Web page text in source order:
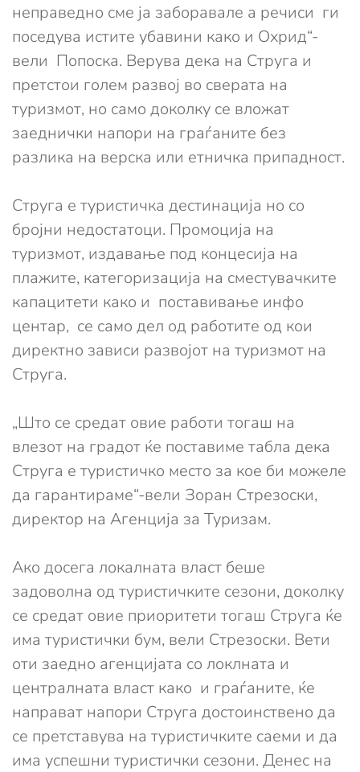
неправедно сме ја заборавале а речиси ги
поседува истите убавини како и Охрид“-
вели Попоска. Верува дека на Струга и
претстои голем развој во сверата на
туризмот, но само доколку се вложат
заеднички напори на граѓаните без
разлика на верска или етничка припадност.
Струга е туристичка дестинација но со
бројни недостатоци. Промоција на
туризмот, издавање под концесија на
плажите, категоризација на сместувачките
капацитети како и поставивање инфо
центар, се само дел од работите од кои
директно зависи развојот на туризмот на
Струга.
„Што се средат овие работи тогаш на
влезот на градот ќе поставиме табла дека
Струга е туристичко место за кое би можеле
да гарантираме“-вели Зоран Стрезоски,
директор на Агенција за Туризам.
Ако досега локалната власт беше
задоволна од туристичките сезони, доколку
се средат овие приоритети тогаш Струга ќе
има туристички бум, вели Стрезоски. Вети
оти заедно агенцијата со локлната и
централната власт како и граѓаните, ќе
направат напори Струга достоинствено да
се претставува на туристичките саеми и да
има успешни туристички сезони. Денес на